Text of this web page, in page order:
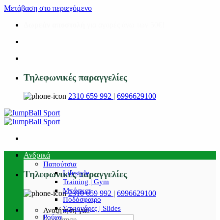
Μετάβαση στο περιεχόμενο
Τηλεφωνικές παραγγελίες
2310 659 992 | 6996629100
Τηλεφωνικές παραγγελίες
2310 659 992 | 6996629100
Αναζήτηση για:
Ανδρικά
Παπούτσια
Lifestyle
Training | Gym
Μπάσκετ
Ποδόσφαιρο
Σαγιονάρες | Slides
Ρούχα